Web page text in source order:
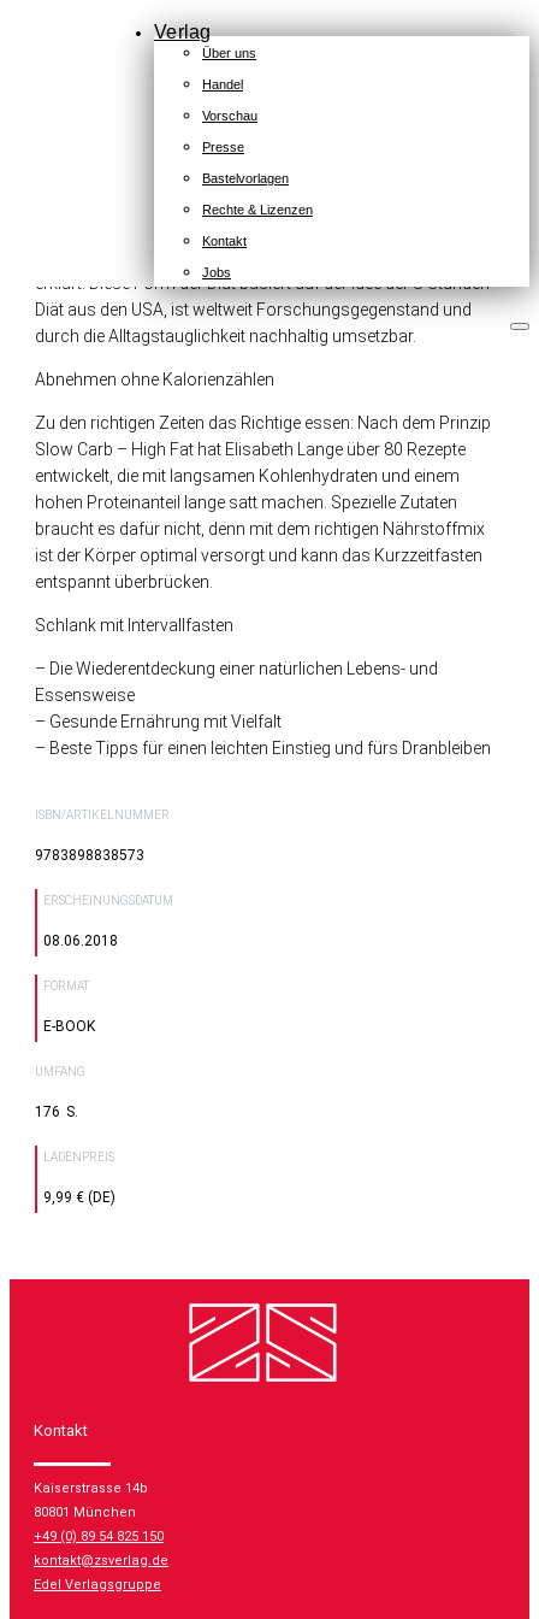
Verlag
Über uns
Handel
Vorschau
Presse
Bastelvorlagen
Rechte & Lizenzen
Kontakt
Jobs
54
825
kontakt@zsverlag.de
Folgen
Folgen
Folgen
Das Körpergewicht natürlich regulieren
einfach: Täglich wird eine lange nächtliche Esspause eingelegt,
so dass der Körper Zeit zum Verdauen und zum
Muskelaufbau hat, ohne dass ständig Nahrung
nachgeschoben wird. Egal, ob Langschläfer oder
Frühaufsteher – mit dem flexiblen System findet jeder seinen
erklärt. Diese Form der Diät basiert auf der Idee der 8-Stunden-
Diät aus den USA, ist weltweit Forschungsgegenstand und
durch die Alltagstauglichkeit nachhaltig umsetzbar.
Abnehmen ohne Kalorienzählen
Zu den richtigen Zeiten das Richtige essen: Nach dem Prinzip
Slow Carb – High Fat hat Elisabeth Lange über 80 Rezepte
entwickelt, die mit langsamen Kohlenhydraten und einem
hohen Proteinanteil lange satt machen. Spezielle Zutaten
braucht es dafür nicht, denn mit dem richtigen Nährstoffmix
ist der Körper optimal versorgt und kann das Kurzzeitfasten
entspannt überbrücken.
Schlank mit Intervallfasten
– Die Wiederentdeckung einer natürlichen Lebens- und
Essensweise
– Gesunde Ernährung mit Vielfalt
– Beste Tipps für einen leichten Einstieg und fürs Dranbleiben
ISBN/ARTIKELNUMMER
9783898838573
ERSCHEINUNGSDATUM
08.06.2018
FORMAT
E-BOOK
UMFANG
176
LADENPREIS
9,99 € (DE)
Kontakt
Kaiserstrasse 14b
80801 München
+49 (0) 89 54 825 150
kontakt@zsverlag.de
Edel Verlagsgruppe